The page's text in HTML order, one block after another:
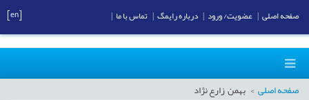
صفحه اصلی بهمن زارع نژاد
صفحه اصلی عضویت/ ورود درباره رایمگ تماس با ما